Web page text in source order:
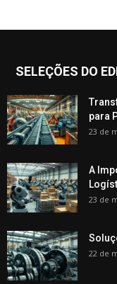
SELEÇÕES DO
para
23 de
A
23 de
22 de